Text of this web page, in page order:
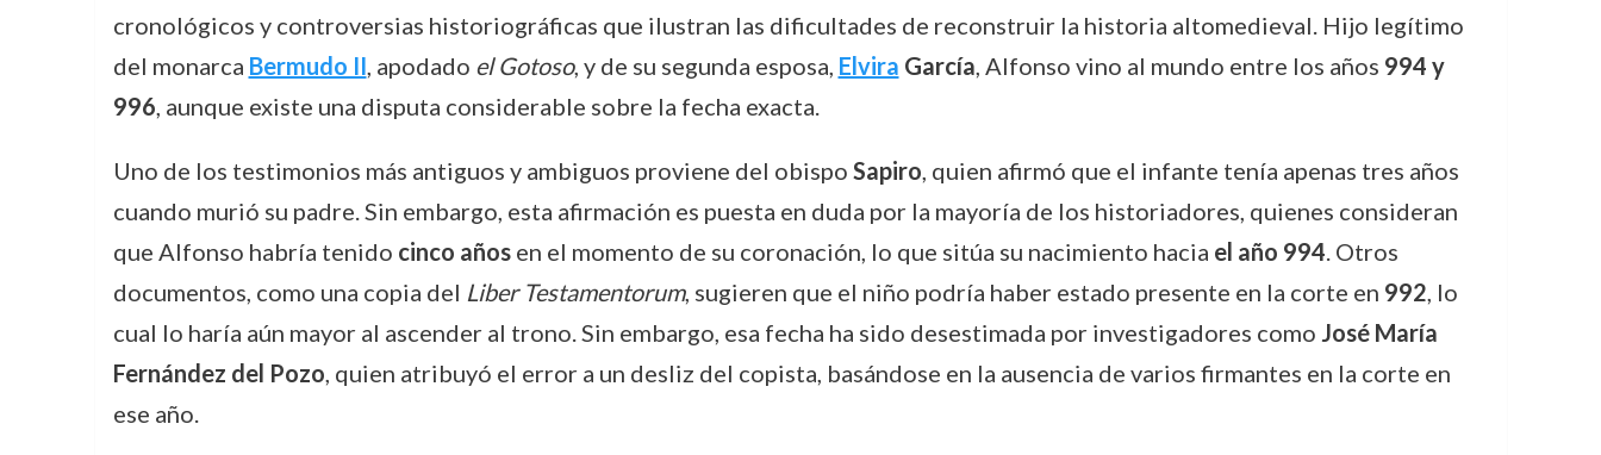
cronológicos y controversias historiográficas que ilustran las dificultades de reconstruir la historia altomedieval. Hijo legítimo
del monarca Bermudo II, apodado el Gotoso, y de su segunda esposa, Elvira García, Alfonso vino al mundo entre los años 994 y
996, aunque existe una disputa considerable sobre la fecha exacta.
Uno de los testimonios más antiguos y ambiguos proviene del obispo Sapiro, quien afirmó que el infante tenía apenas tres años
cuando murió su padre. Sin embargo, esta afirmación es puesta en duda por la mayoría de los historiadores, quienes consideran
que Alfonso habría tenido cinco añosen el momento de su coronación, lo que sitúa su nacimiento hacia el año 994. Otros
documentos, como una copia del Liber Testamentorum, sugieren que el niño podría haber estado presente en la corte en 992, lo
cual lo haría aún mayor al ascender al trono. Sin embargo, esa fecha ha sido desestimada por investigadores como José María
Fernández del Pozo, quien atribuyó el error a un desliz del copista, basándose en la ausencia de varios firmantes en la corte en
ese año.